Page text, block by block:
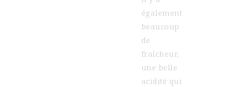
également
beaucoup
de
fraîcheur,
une belle
acidité qui